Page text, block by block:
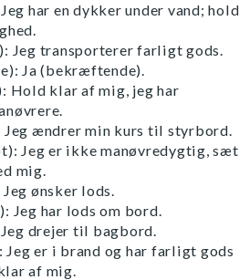
har en dykker under vand; hold
Jeg transporterer farligt gods.
Ja (bekræftende).
Hold klar af mig, jeg har
Jeg ændrer min kurs til styrbord.
Jeg er ikke manøvredygtig, sæt
mig.
ønsker lods.
Jeg har lods om bord.
drejer til bagbord.
er i brand og har farligt gods
af mig.